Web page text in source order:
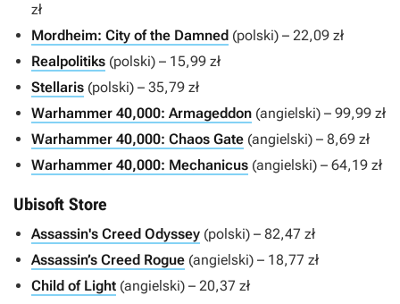
zł
Mordheim: City of the Damned (polski) – 22,09 zł
Realpolitiks (polski) – 15,99 zł
Stellaris (polski) – 35,79 zł
Warhammer 40,000: Armageddon (angielski) – 99,99 zł
Warhammer 40,000: Chaos Gate (angielski) – 8,69 zł
Warhammer 40,000: Mechanicus (angielski) – 64,19 zł
Ubisoft Store
Assassin's Creed Odyssey (polski) – 82,47 zł
Assassin’s Creed Rogue (angielski) – 18,77 zł
Child of Light (angielski) – 20,37 zł